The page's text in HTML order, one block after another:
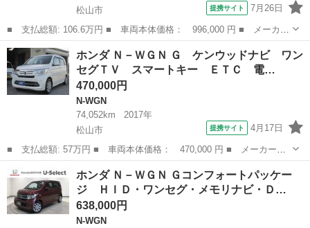
松山市
提携サイト 7月26日
■ 支払総額: 106.6万円 ■ 車両本体価格： 996,000 円 ■ メーカー
名： ホンダ ■ 車種名： Ｎ－ＷＧＮ ■ グレード名： Ｌホンダ
センシング 運転席助手席エアバック ＥＳＣ Ｂモニター クルコ
ン ＬＥＤ...
愛媛 松山市 N-WGN
ホンダ Ｎ－ＷＧＮ Ｇ ケンウッドナビ ワン
セグＴＶ スマートキー ＥＴＣ 電…
470,000円
N-WGN
74,052km
2017年
松山市
提携サイト 4月17日
■ 支払総額: 57万円 ■ 車両本体価格： 470,000 円 ■ メーカー
名： ホンダ ■ 車種名： Ｎ－ＷＧＮ ■ グレード名： Ｇ ケン
ウッドナビ ワンセグＴＶ スマートキー ＥＴＣ 電動格納ミラ
ー 衝突低減ブレー...
愛媛 N-WGN
ホンダ Ｎ－ＷＧＮ Ｇコンフォートパッケー
ジ ＨＩＤ・ワンセグ・メモリナビ・Ｄ…
638,000円
N-WGN